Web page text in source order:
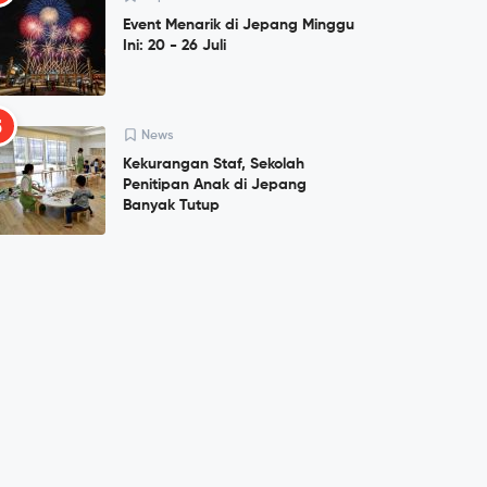
Event Menarik di Jepang Minggu
Ini: 20 - 26 Juli
News
Kekurangan Staf, Sekolah
Penitipan Anak di Jepang
Banyak Tutup